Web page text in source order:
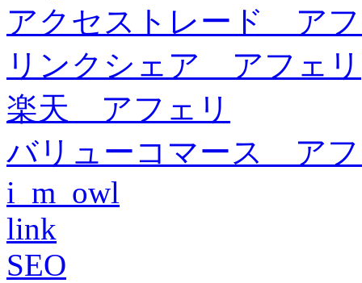
アクセストレード ア
リンクシェア アフェリ
楽天 アフェリ
バリューコマース ア
i_m_owl
link
SEO